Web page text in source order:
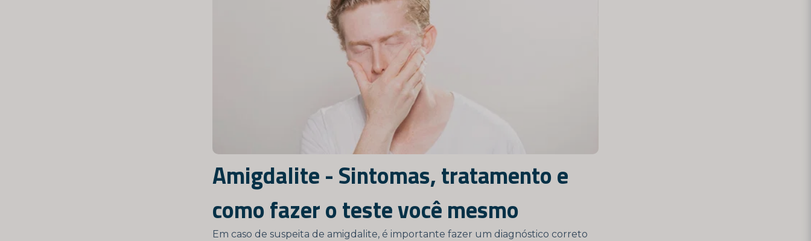
Amigdalite - Sintomas, tratamento e
como fazer o teste você mesmo
Em caso de suspeita de amigdalite, é importante fazer um diagnóstico correto